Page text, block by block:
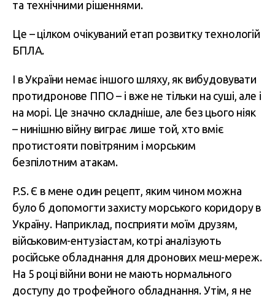
та технічними рішеннями.
Це – цілком очікуваний етап розвитку технологій
БПЛА.
І в України немає іншого шляху, як вибудовувати
протидронове ППО – і вже не тільки на суші, але і
на морі. Це значно складніше, але без цього ніяк
– нинішню війну виграє лише той, хто вміє
протистояти повітряним і морським
безпілотним атакам.
P.S. Є в мене один рецепт, яким чином можна
було б допомогти захисту морського коридору в
Україну. Наприклад, посприяти моїм друзям,
військовим-ентузіастам, котрі аналізують
російське обладнання для дронових меш-мереж.
На 5 році війни вони не мають нормального
доступу до трофейного обладнання. Утім, я не